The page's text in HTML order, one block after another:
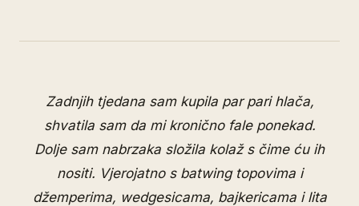
Zadnjih tjedana sam kupila par pari hlača,
shvatila sam da mi kronično fale ponekad.
Dolje sam nabrzaka složila kolaž s čime ću ih
nositi. Vjerojatno s batwing topovima i
džemperima, wedgesicama, bajkericama i lita